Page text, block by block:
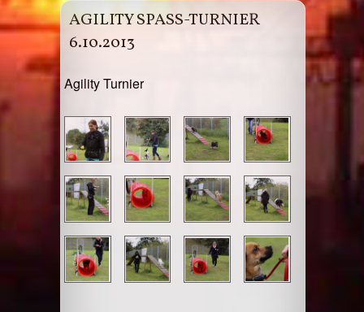
AGILITY SPASS-TURNIER
6.10.2013
Agility Turnier